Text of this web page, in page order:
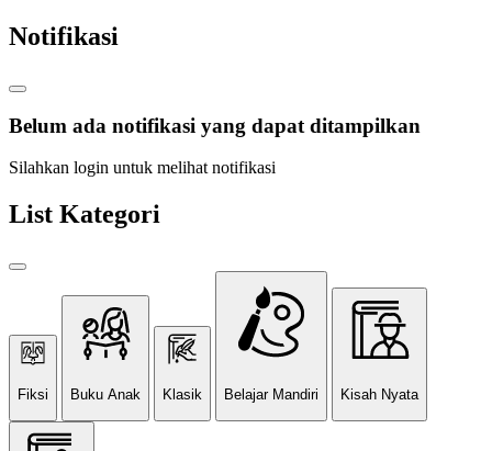
Notifikasi
Belum ada notifikasi yang dapat ditampilkan
Silahkan login untuk melihat notifikasi
List Kategori
Fiksi Buku Anak Klasik Belajar Mandiri Kisah Nyata